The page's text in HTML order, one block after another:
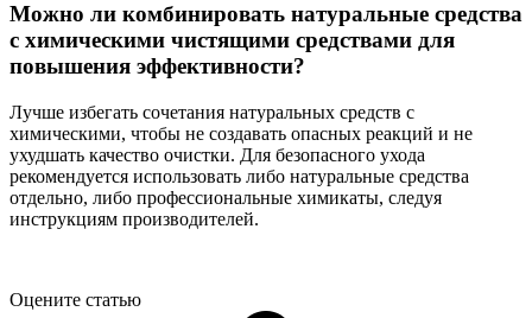
Можно ли комбинировать натуральные средства
с химическими чистящими средствами для
повышения эффективности?
Лучше избегать сочетания натуральных средств с
химическими, чтобы не создавать опасных реакций и не
ухудшать качество очистки. Для безопасного ухода
рекомендуется использовать либо натуральные средства
отдельно, либо профессиональные химикаты, следуя
инструкциям производителей.
Оцените статью